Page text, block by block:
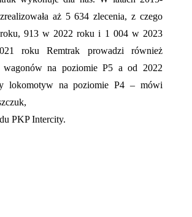
aż 5 634 zlecenia, z czego
913 w 2022 roku i 1 004 w 2023
roku Remtrak prowadzi również
wagonów na poziomie P5 a od 2022
lokomotyw na poziomie P4 – mówi
PKP Intercity.